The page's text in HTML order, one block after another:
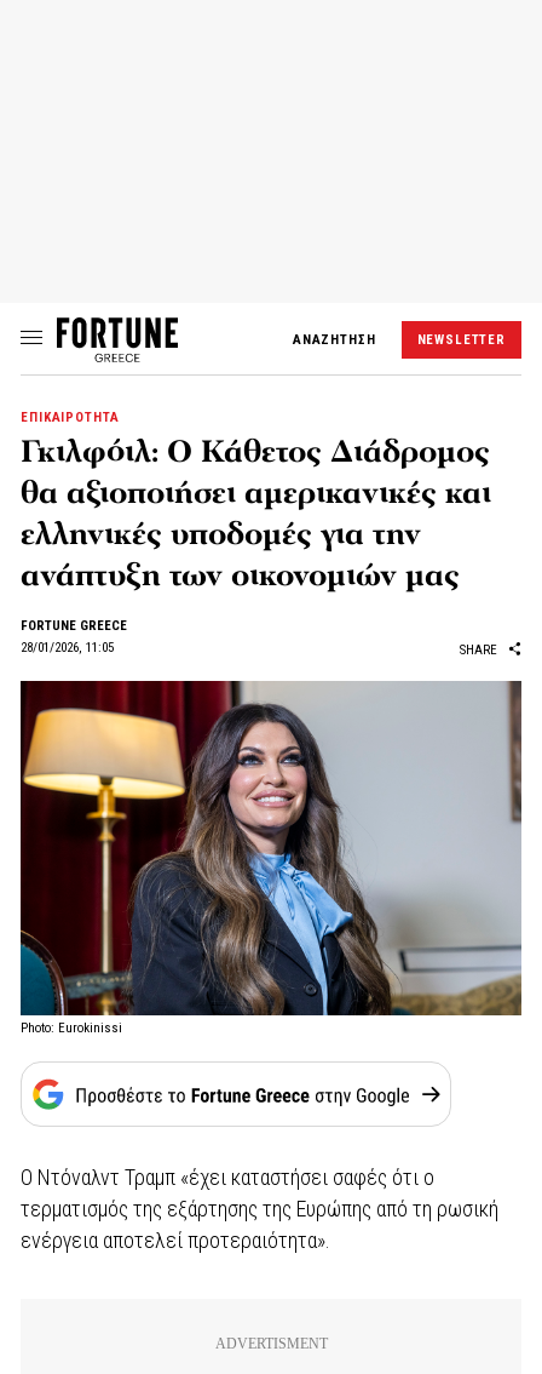
ΑΝΑΖΗΤΗΣΗ NEWSLETTER
ΕΠΙΚΑΙΡΟΤΗΤΑ
Γκιλφόιλ: Ο Κάθετος Διάδρομος
θα αξιοποιήσει αμερικανικές και
ελληνικές υποδομές για την
ανάπτυξη των οικονομιών μας
FORTUNE GREECE
28/01/2026, 11:05
SHARE
Photo: Eurokinissi
Ο Ντόναλντ Τραμπ «έχει καταστήσει σαφές ότι ο
τερματισμός της εξάρτησης της Ευρώπης από τη ρωσική
ενέργεια αποτελεί προτεραιότητα».